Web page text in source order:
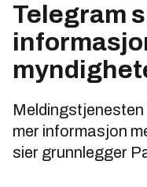
Telegram
Meldingstjenesten
mer informasjon
sier grunnlegger